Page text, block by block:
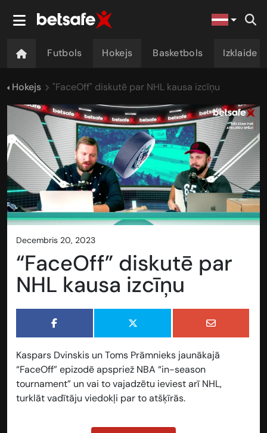
Futbols Hokejs Basketbols Izklaide
Hokejs "FaceOff" diskutē par NHL kausa izcīņu
decembris 20, 2023
“FaceOff” diskutē par
NHL kausa izcīņu
Kaspars Dvinskis un Toms Prāmnieks jaunākajā
“FaceOff” epizodē apspriež NBA “in-season
tournament” un vai to vajadzētu ieviest arī NHL,
turklāt vadītāju viedokļi par to atšķīrās.